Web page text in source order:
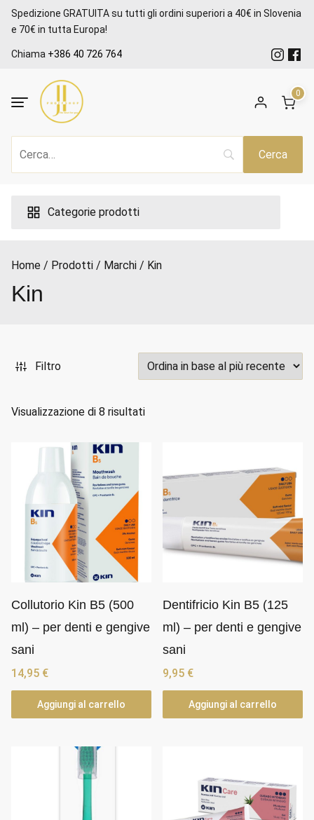
SaltaSpedizione GRATUITA su tutti gli ordini superiori a 40€ in Slovenia
e 70€ in tutta Europa!
Chiama +386 40 726 764
0
Categorie prodotti
Home Prodotti Marchi Kin
Kin
Filtro
Visualizzazione di 8 risultatiO
i
Collutorio Kin B5 (500
ml) – per denti e gengive
sani
14,95 €
Aggiungi al carrello
Dentifricio Kin B5 (125
ml) – per denti e gengive
sani
9,95 €
Aggiungi al carrello